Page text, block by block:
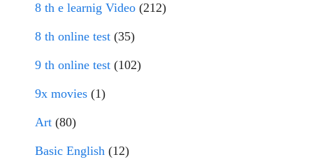
8 th e learnig Video (212)
8 th online test (35)
9 th online test (102)
9x movies (1)
Art (80)
Basic English (12)